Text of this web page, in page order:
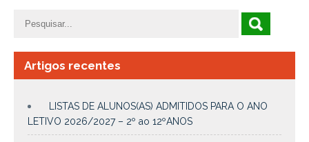
Artigos recentes
LISTAS DE ALUNOS(AS) ADMITIDOS PARA O ANO
LETIVO 2026/2027 – 2º ao 12ºANOS